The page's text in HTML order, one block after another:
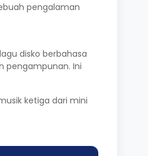
pengalaman
disko berbahasa
pengampunan. Ini
ketiga dari mini